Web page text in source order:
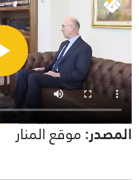
المصدر:موقع المنار